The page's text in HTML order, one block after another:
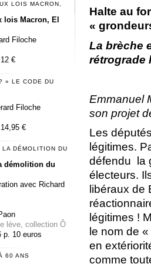
Halte au
«
La brèche
rétrograde
Emmanuel
son projet
Les
légitimes.
défendu la
électeurs.
libéraux de
légitimes !
le nom de
en
comme
LOIS MACRON,
lois Macron, El
Filoche
€
» LE CODE DU
Filoche
€
DÉMOLITION DU
démolition du
avec Richard
lève, collection Ô
p. 10 euros
60 ANS